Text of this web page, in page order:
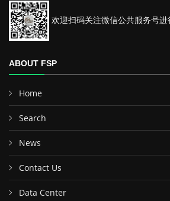
欢迎扫码关注微信公共服务号进
ABOUT FSP
Home
Search
News
Contact Us
Data Center